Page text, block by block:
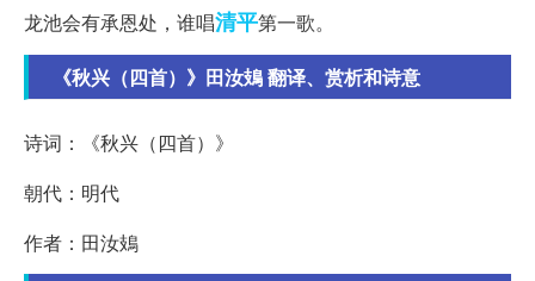
龙池会有承恩处，谁唱清平第一歌。
《秋兴（四首）》田汝鳷 翻译、赏析和诗意
诗词：《秋兴（四首）》
朝代：明代
作者：田汝鳷